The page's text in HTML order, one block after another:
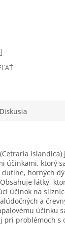
Diskusia
islandica)
účinkami, ktorý
horných
látky,
účinok na
a
účinku
pri problémoch s